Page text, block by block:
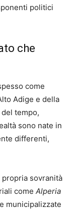
politici
che
come
Adige e della
tempo,
sono nate in
differenti,
sovranità
come Alperia
municipalizzate